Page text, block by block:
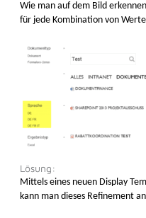
Wie man auf dem Bild
für jede Kombination von
Lösung:
Mittels eines neuen Display
kann man dieses Refinement